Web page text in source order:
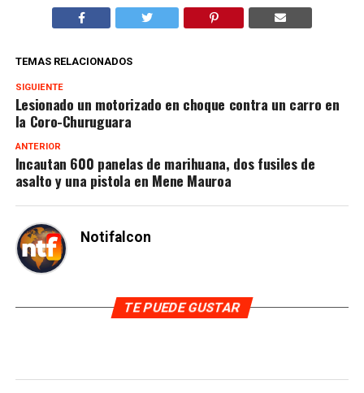
TEMAS RELACIONADOS
SIGUIENTE
Lesionado un motorizado en choque contra un carro en
la Coro-Churuguara
ANTERIOR
Incautan 600 panelas de marihuana, dos fusiles de
asalto y una pistola en Mene Mauroa
Notifalcon
TE PUEDE GUSTAR